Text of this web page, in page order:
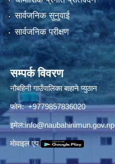
सार्वजनिक सुनुवाई
सार्वजनिक परीक्षण
सम्पर्क विवरण
नौबहिनी गाउँपालिका बाहाने प्युठान
फोन: +9779857836020
इमेल:info@naubahinimun.gov.np
माेवाइल एप